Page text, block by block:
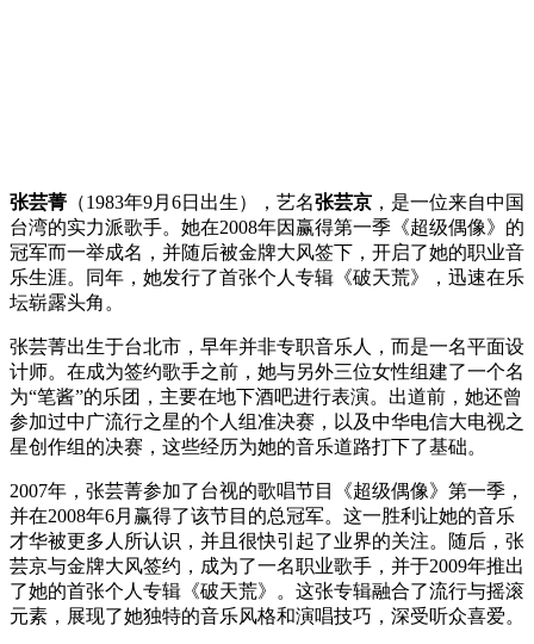
张芸菁 （1983年9月6日出生），艺名张芸京 ，是一位来自中国
台湾的实力派歌手。她在2008年因赢得第一季《超级偶像》的
冠军而一举成名，并随后被金牌大风签下，开启了她的职业音
乐生涯。同年，她发行了首张个人专辑《破天荒》，迅速在乐
坛崭露头角。
张芸菁出生于台北市，早年并非专职音乐人，而是一名平面设
计师。在成为签约歌手之前，她与另外三位女性组建了一个名
为“笔酱”的乐团，主要在地下酒吧进行表演。出道前，她还曾
参加过中广流行之星的个人组准决赛，以及中华电信大电视之
星创作组的决赛，这些经历为她的音乐道路打下了基础。
2007年，张芸菁参加了台视的歌唱节目《超级偶像》第一季，
并在2008年6月赢得了该节目的总冠军。这一胜利让她的音乐
才华被更多人所认识，并且很快引起了业界的关注。随后，张
芸京与金牌大风签约，成为了一名职业歌手，并于2009年推出
了她的首张个人专辑《破天荒》。这张专辑融合了流行与摇滚
元素，展现了她独特的音乐风格和演唱技巧，深受听众喜爱。